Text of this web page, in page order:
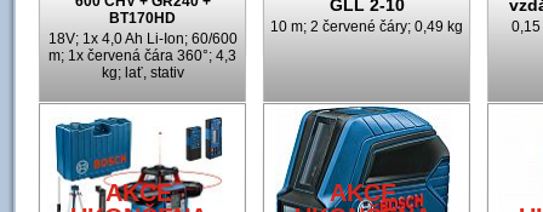
BT170HD
18V; 1x 4,0 Ah Li-Ion; 60/600
m; 1x červená čára 360°; 4,3
kg; lať, stativ
AKCE
GLL 2-10
10 m; 2 červené čáry; 0,49 kg
AKCE
0,15